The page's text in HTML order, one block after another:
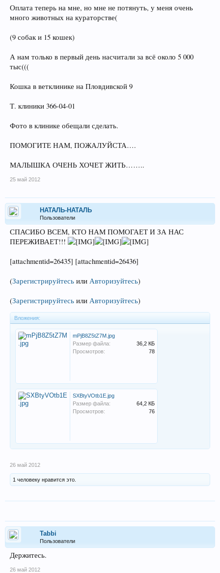
Оплата теперь на мне, но мне не потянуть, у меня очень
много животных на кураторстве(
(9 собак и 15 кошек)
А нам только в первый день насчитали за всё около 5 000
тыс(((
Кошка в ветклинике на Пловдивской 9
Т. клиники 366-04-01
Фото в клинике обещали сделать.
ПОМОГИТЕ НАМ, ПОЖАЛУЙСТА….
МАЛЫШКА ОЧЕНЬ ХОЧЕТ ЖИТЬ……..
25 май 2012
НАТАЛЬ-НАТАЛЬ
Пользователи
СПАСИБО ВСЕМ, КТО НАМ ПОМОГАЕТ И ЗА НАС
ПЕРЕЖИВАЕТ!!!
[attachmentid=26435] [attachmentid=26436]
(Зарегистрируйтесь или Авторизуйтесь)
(Зарегистрируйтесь или Авторизуйтесь)
Вложения:
mPjB8Z5tZ7M.jpg
Размер файла:
36,2 КБ
Просмотров:
78
SXBtyVOtb1E.jpg
Размер файла:
64,2 КБ
Просмотров:
76
26 май 2012
1 человеку нравится это.
Tabbi
Пользователи
Держитесь.
26 май 2012